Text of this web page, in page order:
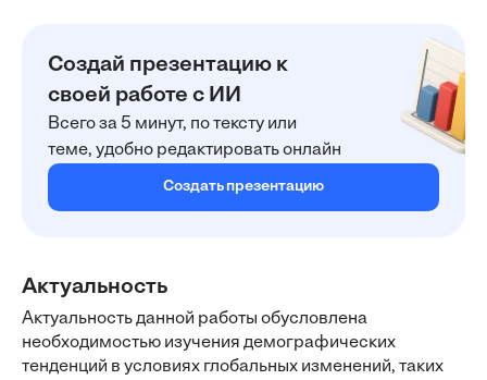
Создай презентацию к
своей работе с ИИ
Всего за 5 минут, по тексту или
теме, удобно редактировать онлайн
Создать презентацию
Актуальность
Актуальность данной работы обусловлена
необходимостью изучения демографических
тенденций в условиях глобальных изменений, таких